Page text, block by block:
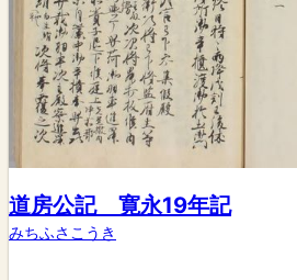
道房公記 寛永19年記
みちふさこうき